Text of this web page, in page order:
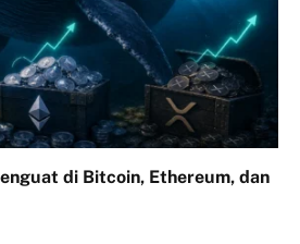
di Bitcoin, Ethereum, dan